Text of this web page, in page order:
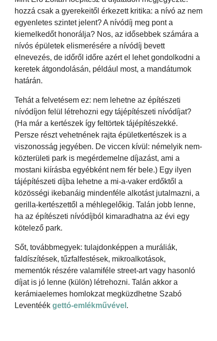
hozzá csak a gyerekeitől érkezett kritika: a nívó az nem
egyenletes szintet jelent? A nívódíj meg pont a
kiemelkedőt honorálja? Nos, az idősebbek számára a
nívós épületek elismerésére a nívódíj bevett
elnevezés, de időről időre azért el lehet gondolkodni a
keretek átgondolásán, például most, a mandátumok
határán.
Tehát a felvetésem ez: nem lehetne az építészeti
nívódíjon felül létrehozni egy tájépítészeti nívódíjat?
(Ha már a kertészek így feltörtek tájépítészekké.
Persze részt vehetnének rajta épületkertészek is a
viszonosság jegyében. De viccen kívül: némelyik nem-
közterületi park is megérdemelne díjazást, ami a
mostani kiírásba egyébként nem fér bele.) Egy ilyen
tájépítészeti díjba lehetne a mi-a-vaker erdőktől a
közösségi ikebanáig mindenféle alkotást jutalmazni, a
gerilla-kertészettől a méhlegelőkig. Talán jobb lenne,
ha az építészeti nívódíjból kimaradhatna az évi egy
kötelező park.
Sőt, továbbmegyek: tulajdonképpen a muráliák,
faldíszítések, tűzfalfestések, mikroalkotások,
mementók részére valamiféle street-art vagy hasonló
díjat is jó lenne (külön) létrehozni. Talán akkor a
kerámiaelemes homlokzat megküzdhetne Szabó
Leventéék gettó-emlékművével .